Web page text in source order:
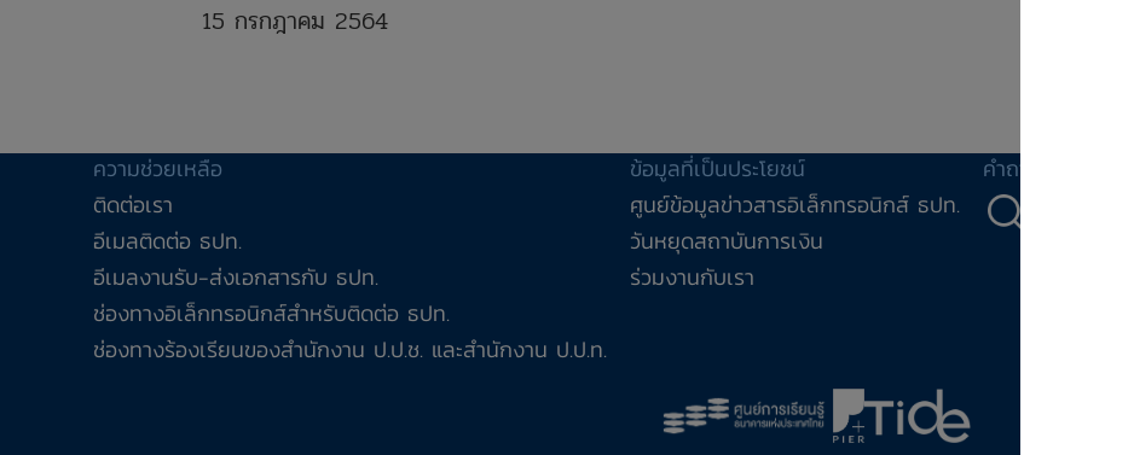
15 กรกฎาคม 2564
ความช่วยเหลือ
ติดต่อเรา
อีเมลติดต่อ ธปท.
อีเมลงานรับ-ส่งเอกสารกับ ธปท.
ช่องทางอิเล็กทรอนิกส์สำหรับติดต่อ ธปท.
ช่องทางร้องเรียนของสำนักงาน ป.ป.ช. และสำนักงาน ป.ป.ท.
ข้อมูลที่เป็นประโยชน์
ศูนย์ข้อมูลข่าวสารอิเล็กทรอนิกส์ ธปท.
วันหยุดสถาบันการเงิน
ร่วมงานกับเรา
คำถาม-คำตอบ